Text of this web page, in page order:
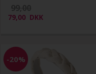
79,00 DKK
-20%